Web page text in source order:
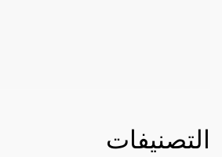
التصنيفات